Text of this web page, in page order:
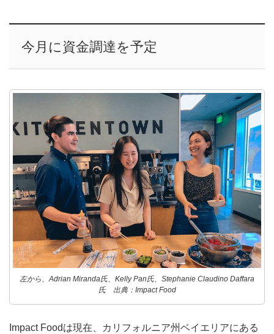
今月に資金調達を予定
左から、Adrian Miranda氏、Kelly Pan氏、Stephanie Claudino Daffara
氏 出典：Impact Food
Impact Foodは現在、カリフォルニア州ベイエリアにある